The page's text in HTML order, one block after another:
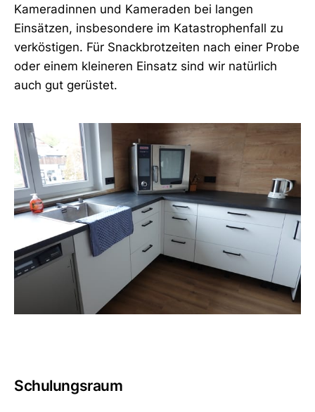
Kameradinnen und Kameraden bei langen
Einsätzen, insbesondere im Katastrophenfall zu
verköstigen. Für Snackbrotzeiten nach einer Probe
oder einem kleineren Einsatz sind wir natürlich
auch gut gerüstet.
Schulungsraum